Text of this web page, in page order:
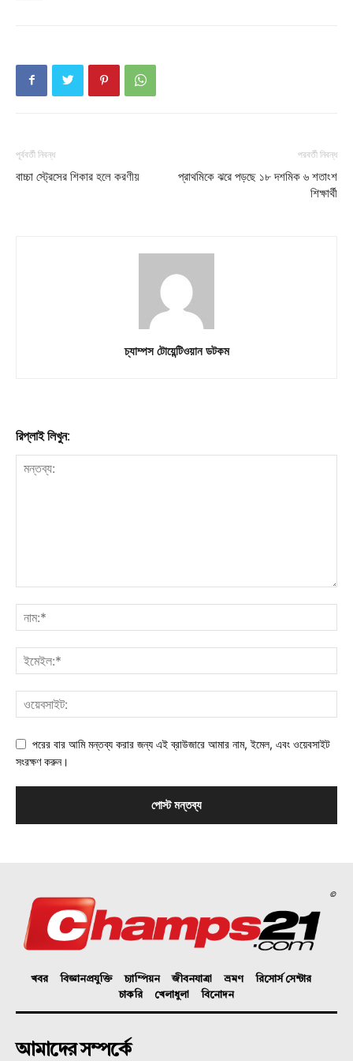
Subscription Plans
My account
পূর্ববর্তী নিবন্ধ
বাচ্চা স্ট্রেসের শিকার হলে করণীয়
পরবর্তী নিবন্ধ
প্রাথমিকে ঝরে পড়ছে ১৮ দশমিক ৬ শতাংশ
শিক্ষার্থী
চ্যাম্পস টোয়েন্টিওয়ান ডটকম
রিপ্লাই লিখুন:
পরের বার আমি মন্তব্য করার জন্য এই ব্রাউজারে আমার নাম, ইমেল, এবং ওয়েবসাইট
সংরক্ষণ করুন।
©
খবর বিজ্ঞানপ্রযুক্তি চ্যাম্পিয়ন জীবনযাত্রা ভ্রমণ
রিসোর্স সেন্টার
চাকরি
খেলাধুলা বিনোদন
আমাদের সম্পর্কে